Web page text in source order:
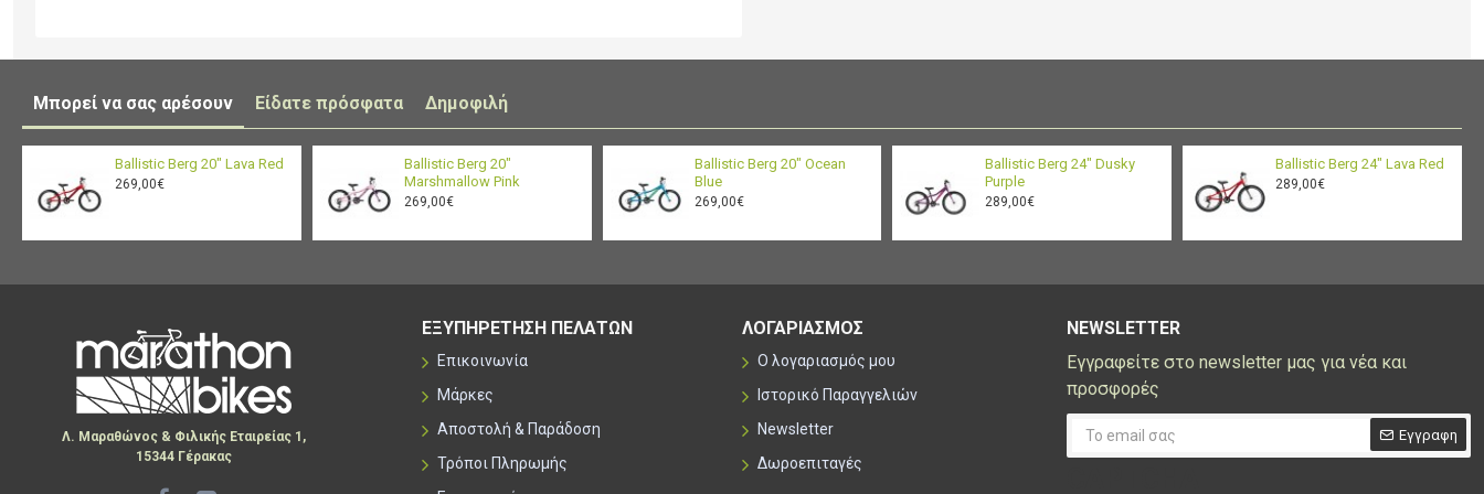
Μπορεί να σας αρέσουν Είδατε πρόσφατα Δημοφιλή
Ballistic Berg 20" Lava Red
269,00€
Ballistic Berg 20"
Marshmallow Pink
269,00€
Ballistic Berg 20" Ocean
Blue
269,00€
Ballistic Berg 24" Dusky
Purple
289,00€
Ballistic Berg 24" Lava Red
289,00€
Λ. Μαραθώνος & Φιλικής Εταιρείας 1,
15344 Γέρακας
ΕΞΥΠΗΡΕΤΗΣΗ ΠΕΛΑΤΩΝ
Επικοινωνία
Μάρκες
Αποστολή & Παράδοση
Τρόποι Πληρωμής
ΛΟΓΑΡΙΑΣΜΟΣ
Ο λογαριασμός μου
Ιστορικό Παραγγελιών
Newsletter
Δωροεπιταγές
NEWSLETTER
Εγγραφείτε στο newsletter μας για νέα και
προσφορές
Εγγραφη